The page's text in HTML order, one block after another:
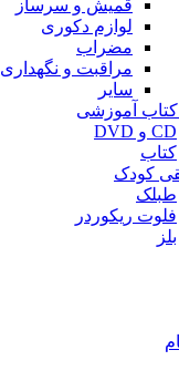
قمیش و سرساز
لوازم دکوری
مضراب
مراقبت و نگهداری
سایر
CD و DVD
کتاب
کودک
طبلک
فلوت ریکوردر
بلز